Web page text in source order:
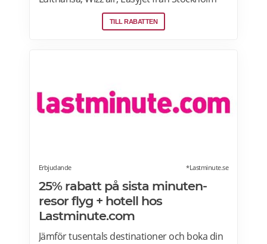
Arlanda, Bromma och Skavsta flygplatser,
Göteborg Landvetter, Malmö, Köpenhamn
TILL RABATTEN
Erbjudande *Lastminute.se
25% rabatt på sista minuten-
resor flyg + hotell hos
Lastminute.com
Jämför tusentals destinationer och boka din